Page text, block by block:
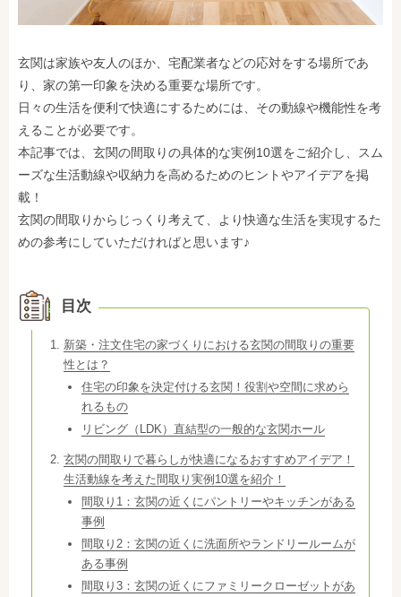
玄関は家族や友人のほか、宅配業者などの応対をする場所であ
り、家の第一印象を決める重要な場所です。
日々の生活を便利で快適にするためには、その動線や機能性を考
えることが必要です。
本記事では、玄関の間取りの具体的な実例10選をご紹介し、スム
ーズな生活動線や収納力を高めるためのヒントやアイデアを掲
載！
玄関の間取りからじっくり考えて、より快適な生活を実現するた
めの参考にしていただければと思います♪
目次
新築・注文住宅の家づくりにおける玄関の間取りの重要
性とは？
住宅の印象を決定付ける玄関！役割や空間に求めら
れるもの
リビング（LDK）直結型の一般的な玄関ホール
玄関の間取りで暮らしが快適になるおすすめアイデア！
生活動線を考えた間取り実例10選を紹介！
間取り1：玄関の近くにパントリーやキッチンがある
事例
間取り2：玄関の近くに洗面所やランドリールームが
ある事例
間取り3：玄関の近くにファミリークローゼットがあ